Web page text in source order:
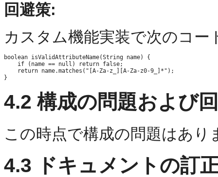
回避策:
カスタム機能実装で次のコ
boolean isValidAttributeName(String name) {
    if (name == null) return false;
    return name.matches("[A-Za-z_][A-Za-z0-9_]*");
4.2 構成の問題および
この時点で構成の問題はあり
4.3 ドキュメントの訂